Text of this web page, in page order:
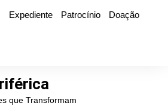
Expediente Patrocínio
Doação
que Transformam